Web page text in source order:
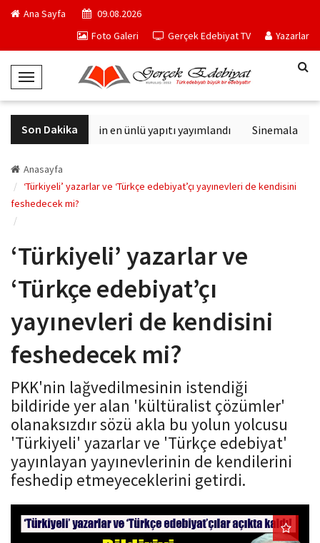
Ana Sayfa
09.08.2026
Foto Galeri
Gerçek Edebiyat TV Yazarlar
T
o
g
g
e
N
a
g
t
o
n
Son Dakika
Philip K. Dick'in en ünlü yapıtı yayımlandı Sinemalarda
Anasayfa
‘Türkiyeli’ yazarlar ve ‘Türkçe edebiyat’çı yayınevleri de kendisini
feshedecek mi?
‘Türkiyeli’ yazarlar ve
‘Türkçe edebiyat’çı
yayınevleri de kendisini
feshedecek mi?
PKK'nin lağvedilmesinin istendiği
bildiride yer alan 'kültüralist çözümler'
olanaksızdır sözü akla bu yolun yolcusu
'Türkiyeli' yazarlar ve 'Türkçe edebiyat'
yayınlayan yayınevlerinin de kendilerini
feshedip etmeyeceklerini getirdi.